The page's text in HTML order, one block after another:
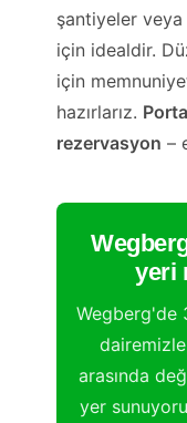
şantiyeler
için idealdir.
için
hazırlarız.
rezervasyon –
yeri
Wegberg'de
arasında
yer